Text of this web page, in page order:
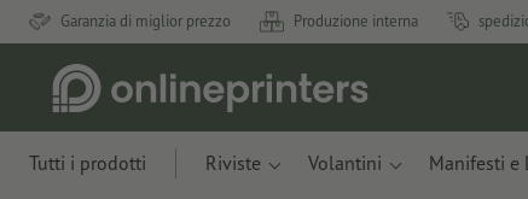
Garanzia di miglior prezzo Produzione interna
Tutti i prodotti Riviste Volantini Manifesti e